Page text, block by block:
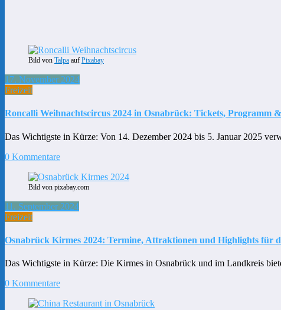
Bild von Talpa auf Pixabay
17. November 2024
Freizeit
Roncalli Weihnachtscircus 2024 in Osnabrück: Tickets, Programm
Das Wichtigste in Kürze: Von 14. Dezember 2024 bis 5. Januar 2025
0 Kommentare
Bild von pixabay.com
11. September 2024
Freizeit
Osnabrück Kirmes 2024: Termine, Attraktionen und Highlights für
Das Wichtigste in Kürze: Die Kirmes in Osnabrück und im Landkreis
0 Kommentare